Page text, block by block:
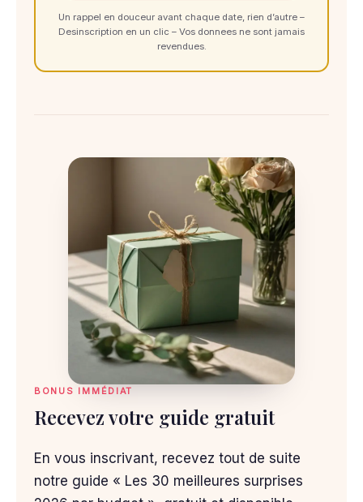
Un rappel en douceur avant chaque date, rien d’autre –
Desinscription en un clic – Vos donnees ne sont jamais
revendues.
BONUS IMMÉDIAT
Recevez votre guide gratuit
En vous inscrivant, recevez tout de suite
notre guide « Les 30 meilleures surprises